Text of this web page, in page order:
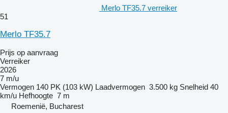
Merlo TF35.7 verreiker
51
Merlo TF35.7
Prijs op aanvraag
Verreiker
2026
7 m/u
Vermogen 140 PK (103 kW) Laadvermogen 3.500 kg Snelheid 40
km/u Hefhoogte 7 m
Roemenië, Bucharest